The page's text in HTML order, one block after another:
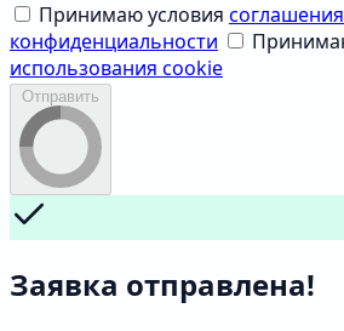
Принимаю условия
конфиденциальности
использования cookie
Отправить
Заявка отправлена!